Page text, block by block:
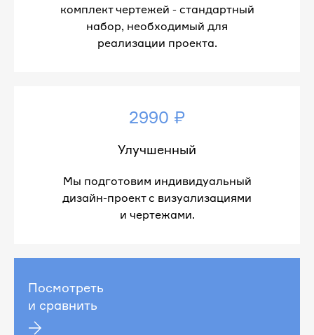
комплект чертежей - стандартный
набор, необходимый для
реализации проекта.
2990 ₽
Улучшенный
Мы подготовим индивидуальный
дизайн-проект с визуализациями
и чертежами.
Посмотреть
и сравнить